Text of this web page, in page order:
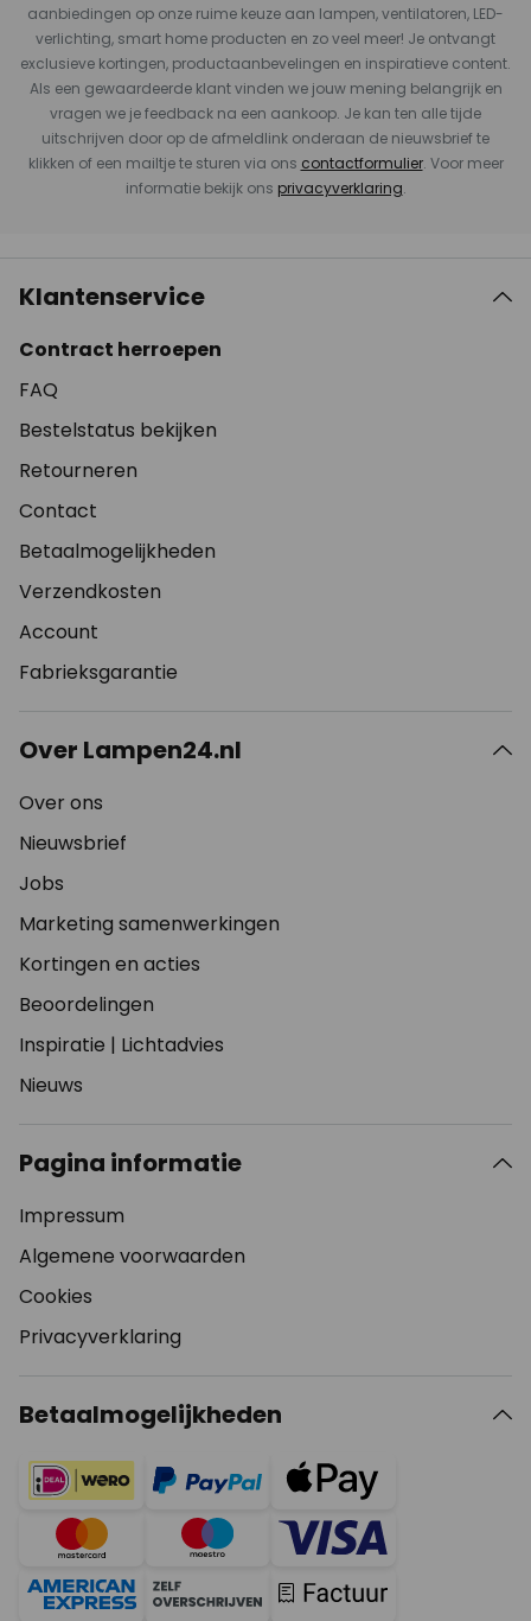
aanbiedingen op onze ruime keuze aan lampen, ventilatoren, LED-
verlichting, smart home producten en zo veel meer! Je ontvangt
exclusieve kortingen, productaanbevelingen en inspiratieve content.
Als een gewaardeerde klant vinden we jouw mening belangrijk en
vragen we je feedback na een aankoop. Je kan ten alle tijde
uitschrijven door op de afmeldlink onderaan de nieuwsbrief te
klikken of een mailtje te sturen via ons contactformulier. Voor meer
informatie bekijk ons privacyverklaring.
Klantenservice
Contract herroepen
FAQ
Bestelstatus bekijken
Retourneren
Contact
Betaalmogelijkheden
Verzendkosten
Account
Fabrieksgarantie
Over Lampen24.nl
Over ons
Nieuwsbrief
Jobs
Marketing samenwerkingen
Kortingen en acties
Beoordelingen
Inspiratie | Lichtadvies
Nieuws
Pagina informatie
Impressum
Algemene voorwaarden
Cookies
Privacyverklaring
Betaalmogelijkheden